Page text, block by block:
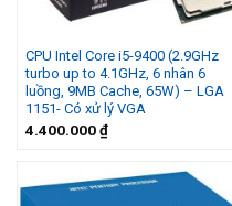
CPU Intel Core i5-9400 (2.9GHz
turbo up to 4.1GHz, 6 nhân 6
luồng, 9MB Cache, 65W) – LGA
1151- Có xử lý VGA
4.400.000₫